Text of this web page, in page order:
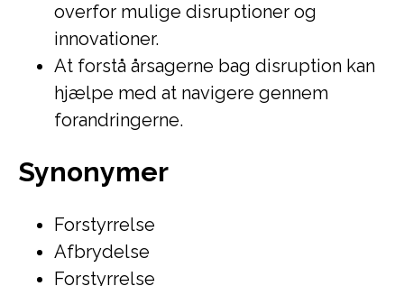
overfor mulige disruptioner og
innovationer.
At forstå årsagerne bag disruption kan
hjælpe med at navigere gennem
forandringerne.
Synonymer
Forstyrrelse
Afbrydelse
Forstyrrelse